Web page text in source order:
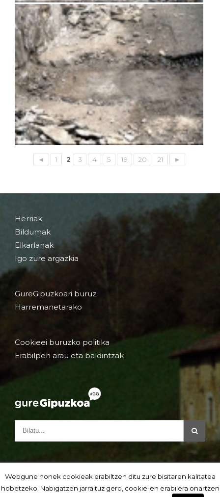
◄ 1 2 3 4 5 19 20 21 ►
Herriak
Bildumak
Elkarlanak
Igo zure argazkia
GureGipuzkoari buruz
Harremanetarako
Cookieei buruzko politika
Erabilpen arau eta baldintzak
Webgune honek cookieak erabiltzen ditu zure bisitaren kalitatea
hobetzeko. Nabigatzen jarraituz gero, cookie-en erabilera onartzen